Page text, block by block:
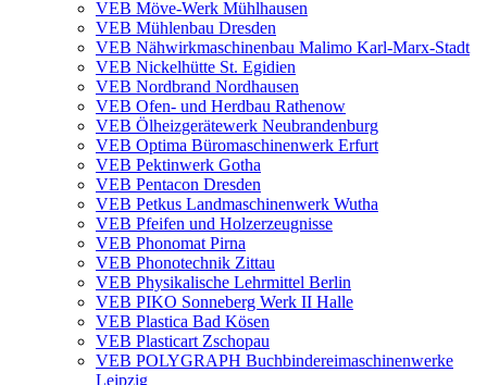
VEB Möve-Werk Mühlhausen
VEB Mühlenbau Dresden
VEB Nähwirkmaschinenbau Malimo Karl-Marx-Stadt
VEB Nickelhütte St. Egidien
VEB Nordbrand Nordhausen
VEB Ofen- und Herdbau Rathenow
VEB Ölheizgerätewerk Neubrandenburg
VEB Optima Büromaschinenwerk Erfurt
VEB Pektinwerk Gotha
VEB Pentacon Dresden
VEB Petkus Landmaschinenwerk Wutha
VEB Pfeifen und Holzerzeugnisse
VEB Phonomat Pirna
VEB Phonotechnik Zittau
VEB Physikalische Lehrmittel Berlin
VEB PIKO Sonneberg Werk II Halle
VEB Plastica Bad Kösen
VEB Plasticart Zschopau
VEB POLYGRAPH Buchbindereimaschinenwerke
Leipzig